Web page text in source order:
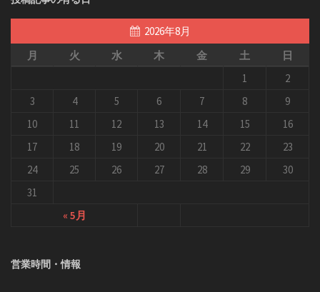
2026年8月
月
火 水 木 金 土 日
« 5月
1
2
3
4 5 6 7 8
9
10
11 12 13 14 15
16
17
18 19 20 21 22
23
24
25 26 27 28 29
30
31
営業時間・情報